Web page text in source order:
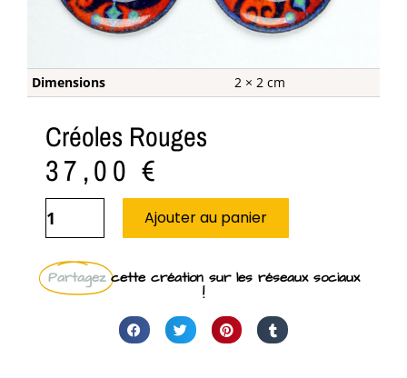
Dimensions 2 × 2 cm
Créoles Rouges
37,00€
Ajouter au panier
Partagez cette création sur les réseaux sociaux
!